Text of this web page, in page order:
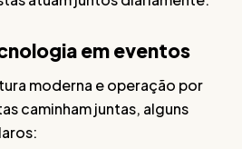
em eventos
moderna e operação por
caminham juntas, alguns